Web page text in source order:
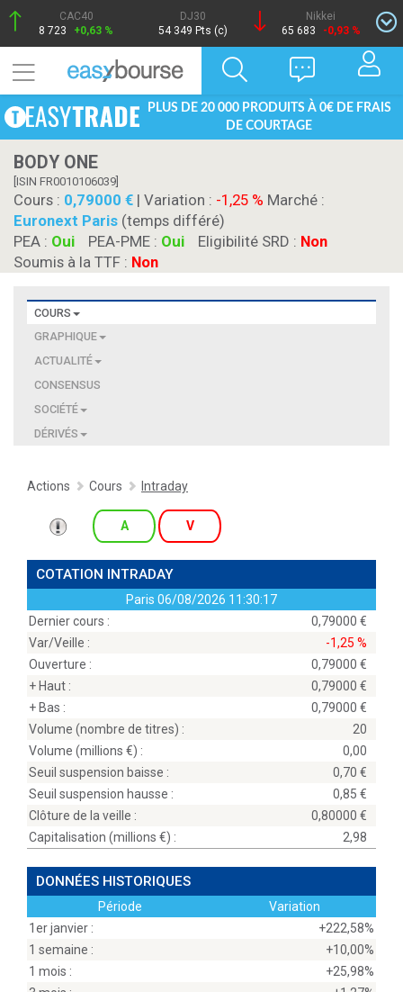
CAC40
8 723
+0,63 %
DJ30
54 349 Pts (c)
Nikkei
65 683
-0,93 %
PLUS DE 20 000 PRODUITS À 0€ DE FRAIS
DE COURTAGE
BODY ONE
[ISIN FR0010106039]
Cours : 0,79000 | Variation : -1,25 % Marché :
Euronext Paris (temps différé)
PEA : Oui PEA-PME : Oui Eligibilité SRD : Non
Soumis à la TTF : Non
COURS
GRAPHIQUE
ACTUALITÉ
CONSENSUS
SOCIÉTÉ
DÉRIVÉS
Actions Cours Intraday
A V
COTATION INTRADAY
Paris 06/08/2026 11:30:17
Dernier cours :
0,79000
Var/Veille :
-1,25 %
Ouverture :
0,79000
+ Haut :
0,79000
+ Bas :
0,79000
Volume (nombre de titres) :
20
Volume (millions
) :
0,00
Seuil suspension baisse :
0,70
Seuil suspension hausse :
0,85
Clôture de la veille :
0,80000
Capitalisation (millions
) : 2,98
DONNÉES HISTORIQUES
Période
Variation
1er janvier :
+222,58%
1 semaine :
+10,00%
1 mois :
+25,98%